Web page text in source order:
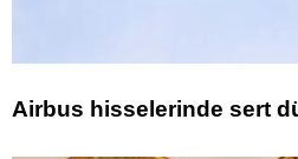
Airbus hisselerinde sert